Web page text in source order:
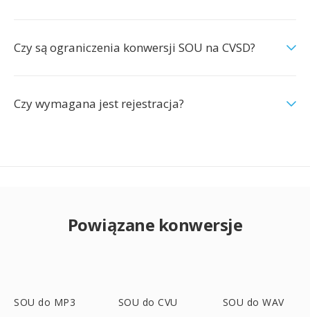
Czy są ograniczenia konwersji SOU na CVSD?
Czy wymagana jest rejestracja?
Powiązane konwersje
SOU do MP3 SOU do CVU SOU do WAV